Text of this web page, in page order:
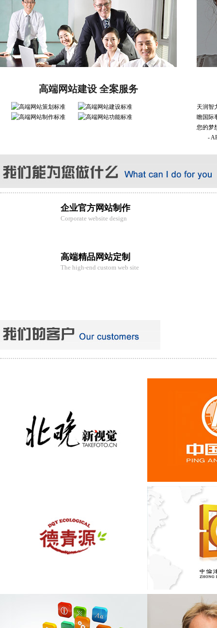
高端网站建设 全案服务
天润智
瞻国际
您的梦
-
企业官方网站制作
Corporate website design
高端精品网站定制
The high-end custom web site